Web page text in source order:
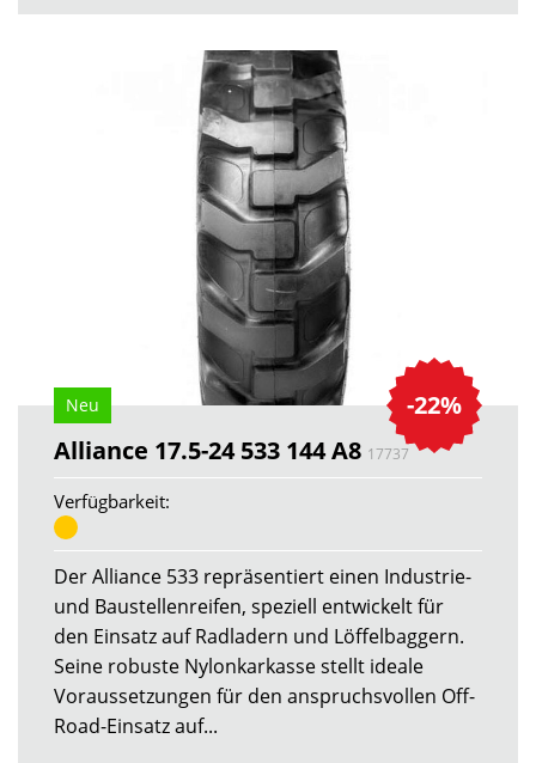
-22%
Neu
Alliance 17.5-24 533 144 A8 17737
Verfügbarkeit:
Der Alliance 533 repräsentiert einen Industrie-
und Baustellenreifen, speziell entwickelt für
den Einsatz auf Radladern und Löffelbaggern.
Seine robuste Nylonkarkasse stellt ideale
Voraussetzungen für den anspruchsvollen Off-
Road-Einsatz auf...